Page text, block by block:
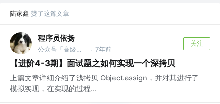
陆家鑫 赞了这篇文章
程序员依扬
公众号「高级前端进阶」 @蚂蚁 · 7年前
关注
【进阶4-3期】面试题之如何实现一个深拷贝
上篇文章详细介绍了浅拷贝 Object.assign，并对其进行了
模拟实现，在实现的过程...